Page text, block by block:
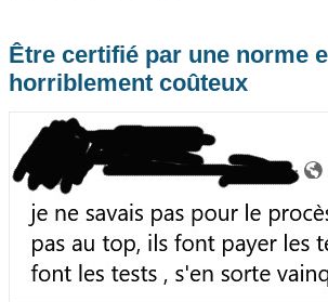
Être certifié par une norme
horriblement coûteux